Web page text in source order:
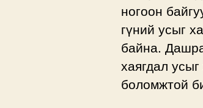
ногоон
гүний усыг
байна.
хаягдал
боломжтой